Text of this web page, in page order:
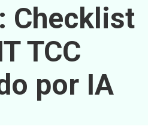
Checklist
TCC
por IA